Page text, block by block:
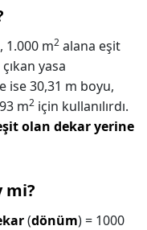
1.000 m2 alana eşit
yasa
ise 30,31 m boyu,
m2 için kullanılırdı.
olan dekar yerine
mi?
(dönüm) = 1000